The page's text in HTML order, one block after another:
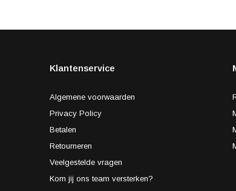
Klantenservice
Algemene voorwaarden
Privacy Policy
Betalen
Retourneren
Veelgestelde vragen
Kom jij ons team versterken?